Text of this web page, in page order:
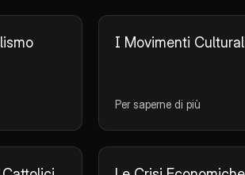
I Movimenti
Per saperne di più